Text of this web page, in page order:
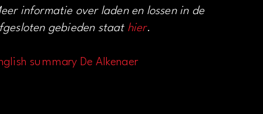
informatie over laden en lossen in de
gebieden staat hier.
summary De Alkenaer